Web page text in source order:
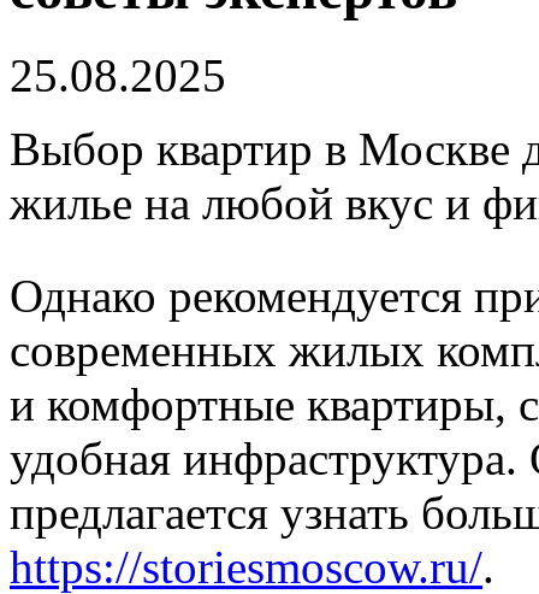
25.08.2025
Выбор квартир в Москве
жилье на любой вкус и
Однако рекомендуется
современных жилых
и комфортные квартиры,
удобная
предлагается узнать
https://storiesmoscow.ru/.